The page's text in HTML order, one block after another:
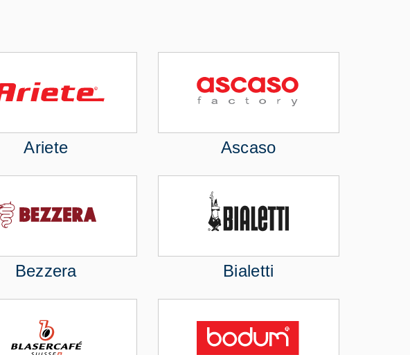
Ariete Ascaso
Bezzera Bialetti